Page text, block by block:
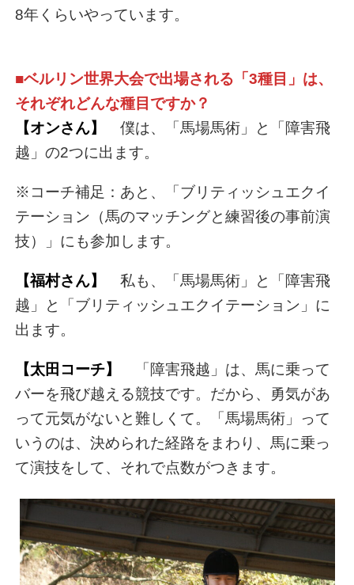
8年くらいやっています。
■ベルリン世界大会で出場される「3種目」は、
それぞれどんな種目ですか？
【オンさん】
僕は、「馬場馬術」と「障害飛
越」の2つに出ます。
※コーチ補足：あと、「ブリティッシュエクイ
テーション（馬のマッチングと練習後の事前演
技）」にも参加します。
【福村さん】
私も、「馬場馬術」と「障害飛
越」と「ブリティッシュエクイテーション」に
出ます。
【太田コーチ】
「障害飛越」は、馬に乗って
バーを飛び越える競技です。だから、勇気があ
って元気がないと難しくて。「馬場馬術」って
いうのは、決められた経路をまわり、馬に乗っ
て演技をして、それで点数がつきます。